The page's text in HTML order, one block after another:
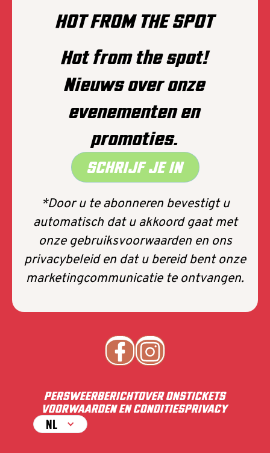
HOT FROM THE SPOT
Hot from the spot!
Nieuws over onze
evenementen en
promoties.
SCHRIJF JE IN
*Door u te abonneren bevestigt u
automatisch dat u akkoord gaat met
onze gebruiksvoorwaarden en ons
privacybeleid en dat u bereid bent onze
marketingcommunicatie te ontvangen.
PERSWEERBERICHTOVER ONSTICKETS
VOORWAARDEN EN CONDITIESPRIVACY
NL